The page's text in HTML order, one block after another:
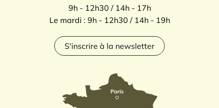
9h - 12h30 / 14h - 17h
Le mardi : 9h - 12h30 / 14h - 19h
S'inscrire à la newsletter